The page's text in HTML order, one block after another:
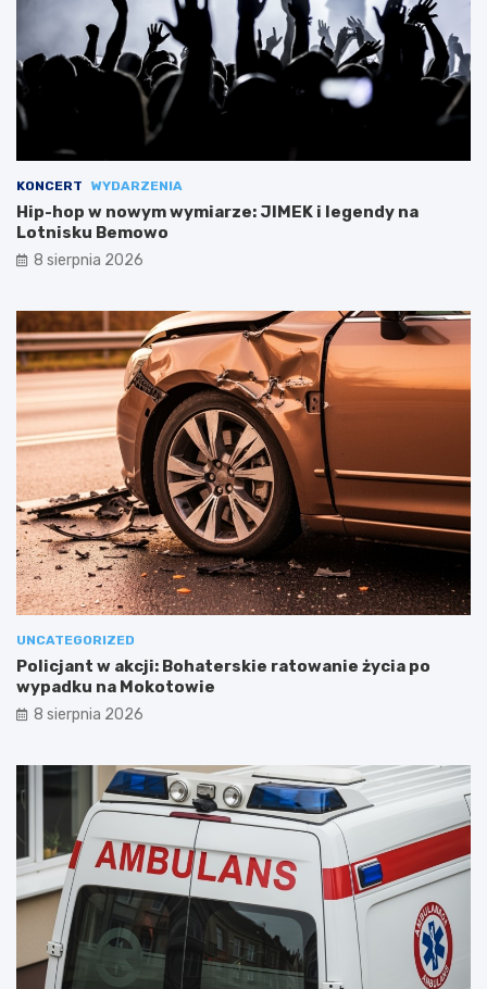
KONCERT WYDARZENIA
Hip-hop w nowym wymiarze: JIMEK i legendy na
Lotnisku Bemowo
8 sierpnia 2026
UNCATEGORIZED
Policjant w akcji: Bohaterskie ratowanie życia po
wypadku na Mokotowie
8 sierpnia 2026